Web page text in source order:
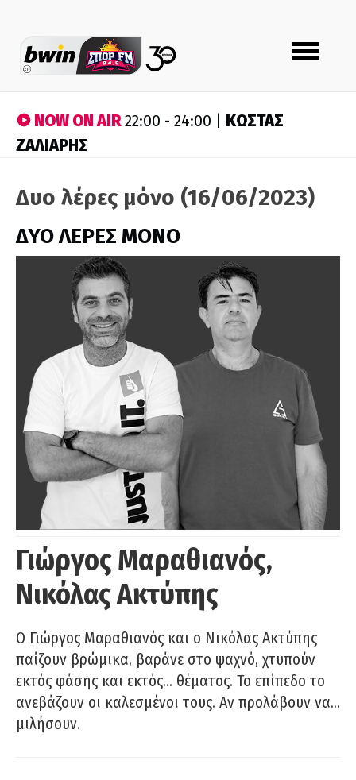
Toggle
navigation
NOW ON AIR22:00 - 24:00 | ΚΩΣΤΑΣ
ΖΑΛΙΑΡΗΣ
Δυο λέρες μόνο (16/06/2023)
ΔΥΟ ΛΕΡΕΣ ΜΟΝΟ
Γιώργος Μαραθιανός,
Νικόλας Ακτύπης
Ο Γιώργος Μαραθιανός και ο Νικόλας Ακτύπης
παίζουν βρώμικα, βαράνε στο ψαχνό, χτυπούν
εκτός φάσης και εκτός… θέματος. Το επίπεδο το
ανεβάζουν οι καλεσμένοι τους. Αν προλάβουν να…
μιλήσουν.